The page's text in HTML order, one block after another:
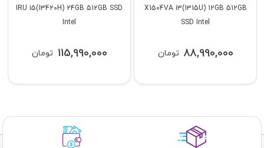
IRU i5(13420H) 24GB 512GB SSD
Intel
تومان 115,990,000
X1504VA i3(1315U) 12GB 512GB
SSD Intel
تومان 88,990,000